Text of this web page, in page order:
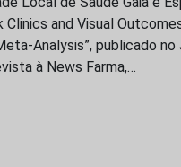
Clinics and Visual
Analysis”, publicado
à News Farma,…